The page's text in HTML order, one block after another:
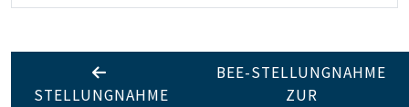
STELLUNGNAHME
BEE-STELLUNGNAHME
ZUR